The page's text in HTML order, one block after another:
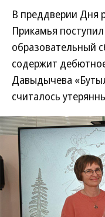
В преддверии Дня
Прикамья
образовательный
содержит
Давыдычева
считалось